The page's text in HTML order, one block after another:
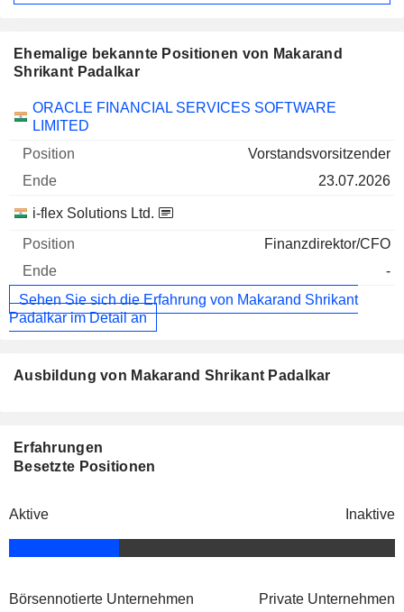
Ehemalige bekannte Positionen von Makarand
Shrikant Padalkar
Unternehmen Position Ende
ORACLE FINANCIAL SERVICES SOFTWARE
LIMITED
Vorstandsvorsitzender
23.07.2026
i-flex Solutions Ltd.
Finanzdirektor/CFO
-
Sehen Sie sich die Erfahrung von Makarand Shrikant
Padalkar im Detail an
Ausbildung von Makarand Shrikant Padalkar
Erfahrungen
Besetzte Positionen
Aktive Inaktive
Börsennotierte Unternehmen Private Unternehmen